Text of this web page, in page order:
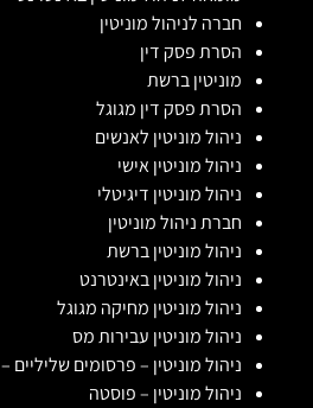
חברה לניהול מוניטין
הסרת פסק דין
מוניטין ברשת
הסרת פסק דין מגוגל
ניהול מוניטין לאנשים
ניהול מוניטין אישי
ניהול מוניטין דיגיטלי
חברת ניהול מוניטין
ניהול מוניטין ברשת
ניהול מוניטין באינטרנט
ניהול מוניטין מחיקה מגוגל
ניהול מוניטין עבירות מס
ניהול מוניטין – פרסומים
ניהול מוניטין – פוסטה